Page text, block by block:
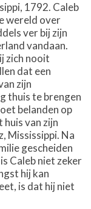
1792. Caleb
wereld over
ver bij zijn
vandaan.
zich nooit
dat een
zijn
thuis te brengen
belanden op
huis van zijn
Mississippi. Na
gescheiden
Caleb niet zeker
hij kan
is dat hij niet